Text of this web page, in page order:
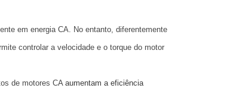
em energia CA. No entanto, diferentemente
controlar a velocidade e o torque do motor
de motores CA aumentam a eficiência